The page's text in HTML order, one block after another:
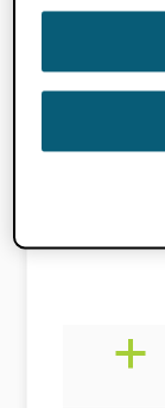
单击下面
答案
过单击以
a